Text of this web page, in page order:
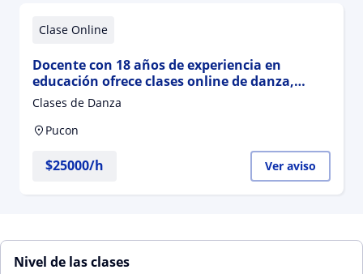
Clase Online
Docente con 18 años de experiencia en
educación ofrece clases online de danza,
coreografía, improvisación y tutorías teóricas
Clases de Danza
Pucon
$25000/h Ver aviso
Nivel de las clases